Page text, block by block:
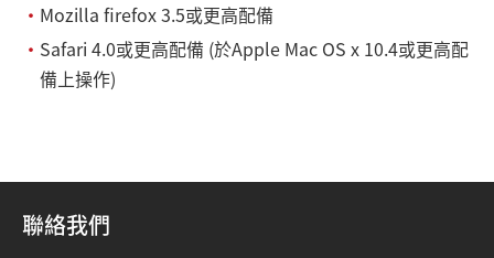
・ Mozilla firefox 3.5或更高配備
・ Safari 4.0或更高配備 (於Apple Mac OS x 10.4或更高配
備上操作)
聯絡我們